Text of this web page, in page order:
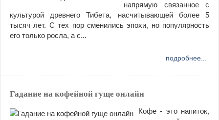
напрямую связанное с
культурой древнего Тибета, насчитывающей более 5
тысяч лет. С тех пор сменились эпохи, но популярность
его только росла, а с...
подробнее...
Гадание на кофейной гуще онлайн
Кофе - это напиток,